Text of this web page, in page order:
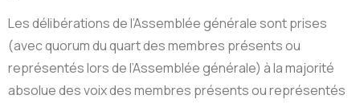
Les délibérations de l’Assemblée générale sont prises
(avec quorum du quart des membres présents ou
représentés lors de l’Assemblée générale) à la majorité
absolue des voix des membres présents ou représentés